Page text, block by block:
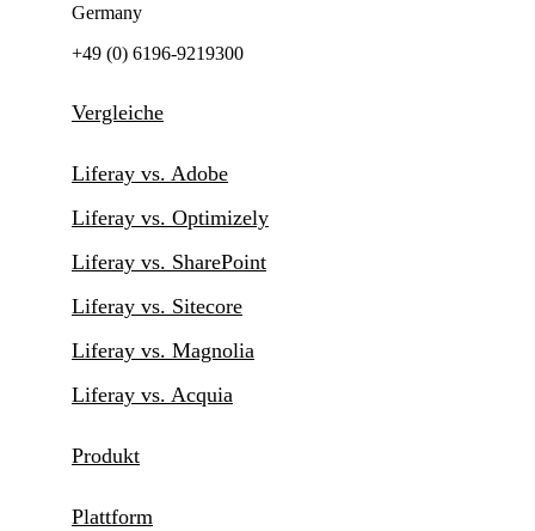
Germany
+49 (0) 6196-9219300
Vergleiche
Liferay vs. Adobe
Liferay vs. Optimizely
Liferay vs. SharePoint
Liferay vs. Sitecore
Liferay vs. Magnolia
Liferay vs. Acquia
Produkt
Plattform